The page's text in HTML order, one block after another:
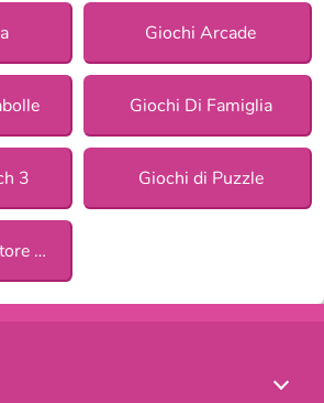
Giochi Arcade
Giochi Di Famiglia
3 Giochi di Puzzle
Giochi per Giocatore Singolo